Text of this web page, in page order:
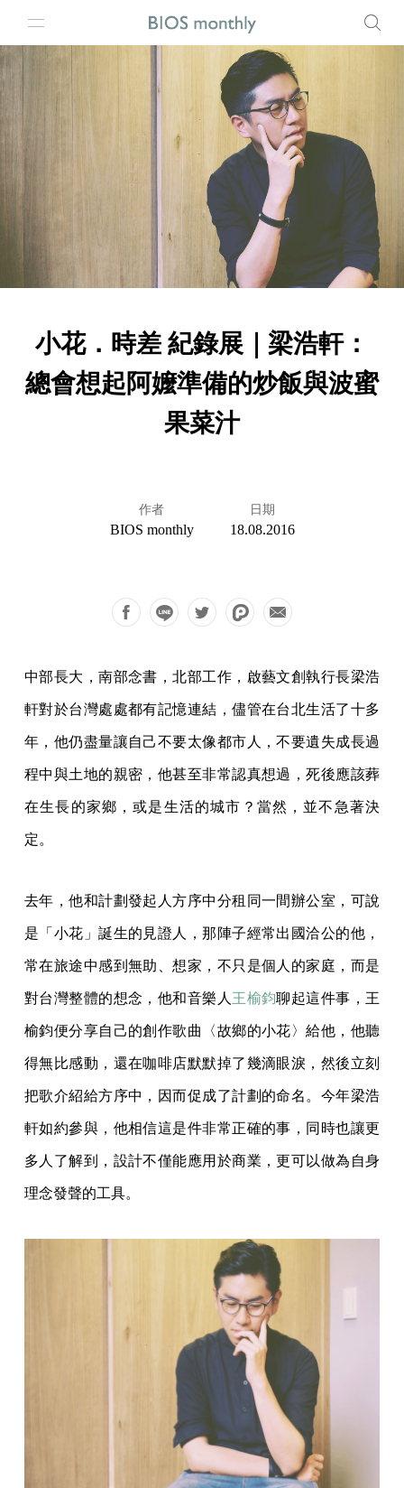
小花．時差 紀錄展｜梁浩軒：
總會想起阿嬤準備的炒飯與波蜜
果菜汁
作者
BIOS monthly
日期
18.08.2016
中部長大，南部念書，北部工作，啟藝文創執行長梁浩
軒對於台灣處處都有記憶連結，儘管在台北生活了十多
年，他仍盡量讓自己不要太像都市人，不要遺失成長過
程中與土地的親密，他甚至非常認真想過，死後應該葬
在生長的家鄉，或是生活的城市？當然，並不急著決
定。
去年，他和計劃發起人方序中分租同一間辦公室，可說
是「小花」誕生的見證人，那陣子經常出國洽公的他，
常在旅途中感到無助、想家，不只是個人的家庭，而是
對台灣整體的想念，他和音樂人 王榆鈞聊起這件事，王
榆鈞便分享自己的創作歌曲〈故鄉的小花〉給他，他聽
得無比感動，還在咖啡店默默掉了幾滴眼淚，然後立刻
把歌介紹給方序中，因而促成了計劃的命名。今年梁浩
軒如約參與，他相信這是件非常正確的事，同時也讓更
多人了解到，設計不僅能應用於商業，更可以做為自身
理念發聲的工具。